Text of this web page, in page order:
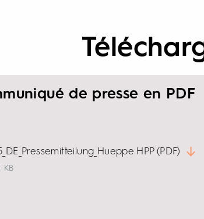
de presse en PDF
HPP (PDF)
KB